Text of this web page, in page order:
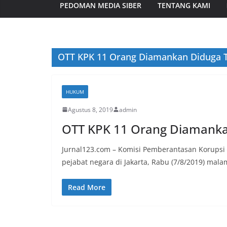
PEDOMAN MEDIA SIBER TENTANG KAMI
OTT KPK 11 Orang Diamankan
HUKUM
Agustus 8, 2019 admin
OTT KPK 11 Orang
Jurnal123.com – Komisi Pemberantasan
pejabat negara di Jakarta, Rabu (7/8/2019)
Read More